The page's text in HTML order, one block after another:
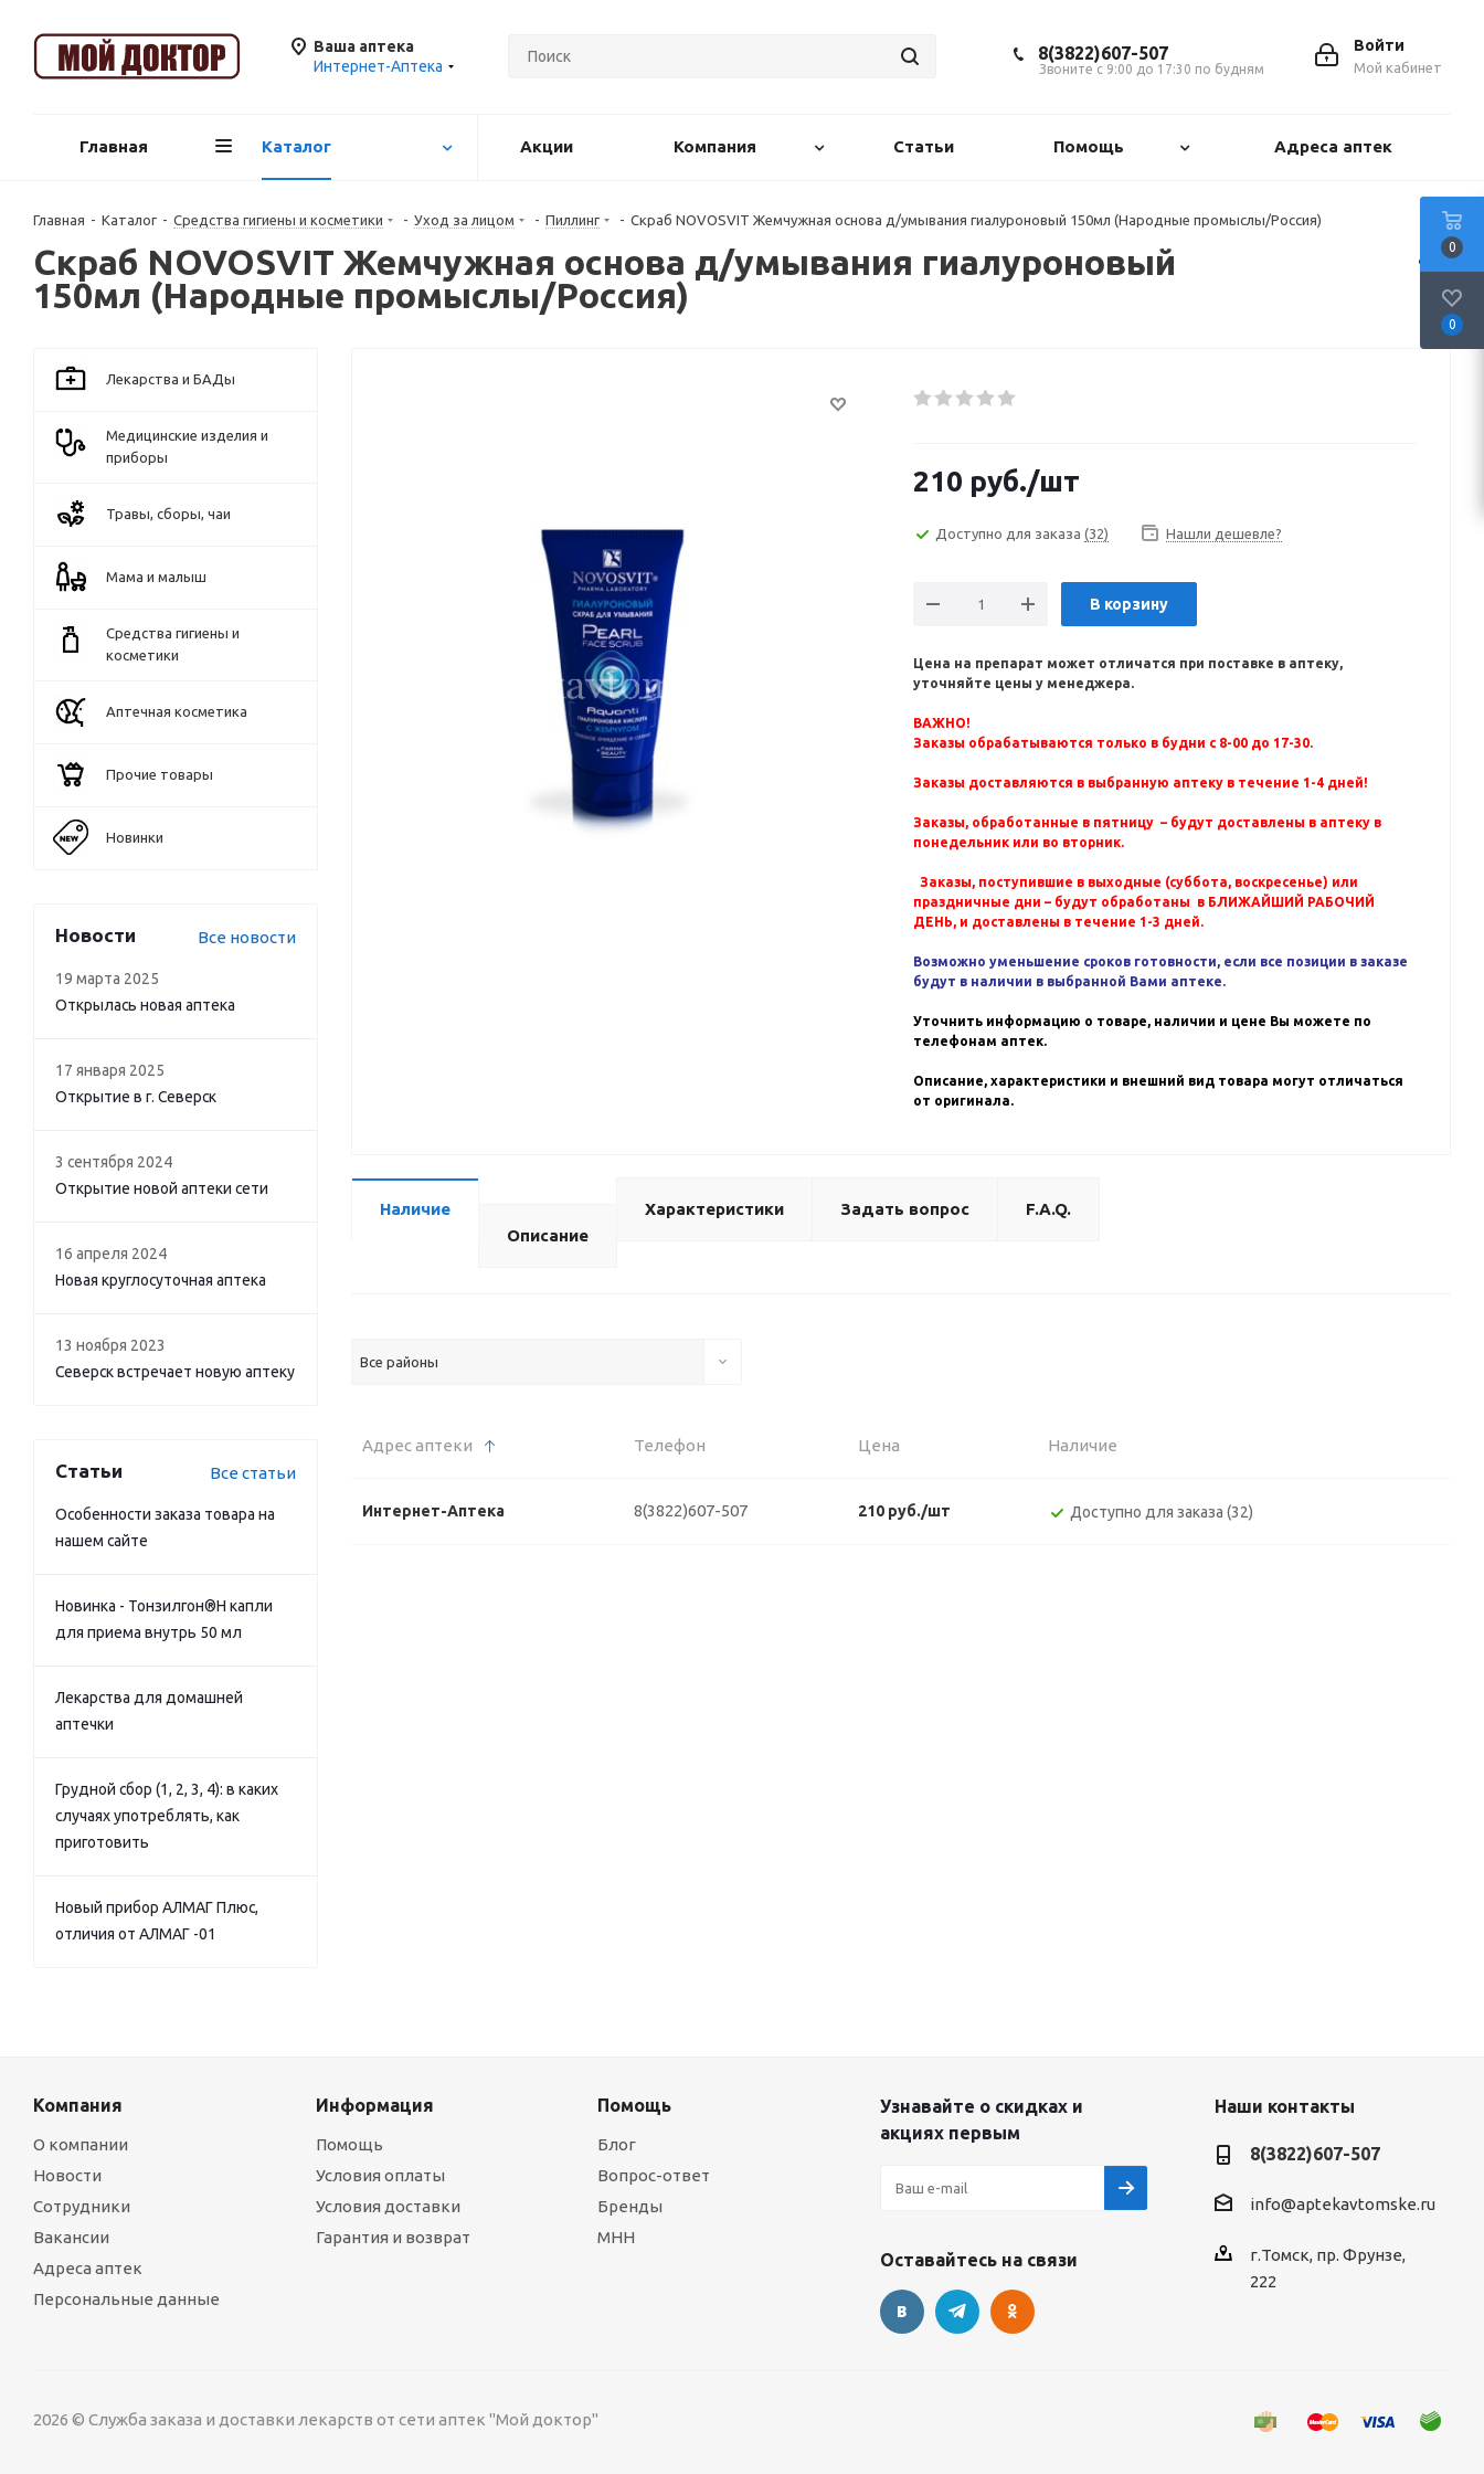
Ваша аптека
Интернет-Аптека
Войти
Мой кабинет
8(3822)607-507
Звоните с 9:00 до 17:30 по будням
Главная Каталог Акции Компания Статьи Помощь Адреса аптек
Главная - Каталог - Средства гигиены и косметики - Уход за лицом - Пиллинг - Скраб NOVOSVIT Жемчужная основа д/умывания гиалуроновый 150мл (Народные промыслы/Россия)
Скраб NOVOSVIT Жемчужная основа д/умывания гиалуроновый
150мл (Народные промыслы/Россия)
210 руб./шт
Доступно для заказа (32) Нашли дешевле?
В корзину
Цена на препарат может отличатся при поставке в аптеку,
уточняйте цены у менеджера.
ВАЖНО!
Заказы обрабатываются только в будни с 8-00 до 17-30.
Заказы доставляются в выбранную аптеку в течение 1-4 дней!
Заказы, обработанные в пятницу – будут доставлены в аптеку в
понедельник или во вторник.
Заказы, поступившие в выходные (суббота, воскресенье) или
праздничные дни – будут обработаны в БЛИЖАЙШИЙ РАБОЧИЙ
ДЕНЬ, и доставлены в течение 1-3 дней.
Возможно уменьшение сроков готовности, если все позиции в заказе
будут в наличии в выбранной Вами аптеке.
Уточнить информацию о товаре, наличии и цене Вы можете по
телефонам аптек.
Описание, характеристики и внешний вид товара могут отличаться
от оригинала.
Наличие
Описание
Характеристики Задать вопрос F.A.Q.
Все районы
Адрес аптеки Телефон Цена Наличие
Интернет-Аптека 8(3822)607-507 210 руб./шт Доступно для заказа (32)
Лекарства и БАДы
Медицинские изделия и
приборы
Травы, сборы, чаи
Мама и малыш
Средства гигиены и
косметики
Аптечная косметика
Прочие товары
Новинки
Новости Все новости
19 марта 2025
Открылась новая аптека
17 января 2025
Открытие в г. Северск
3 сентября 2024
Открытие новой аптеки сети
16 апреля 2024
Новая круглосуточная аптека
13 ноября 2023
Северск встречает новую аптеку
Статьи Все статьи
Особенности заказа товара на
нашем сайте
Новинка - Тонзилгон®Н капли
для приема внутрь 50 мл
Лекарства для домашней
аптечки
Грудной сбор (1, 2, 3, 4): в каких
случаях употреблять, как
приготовить
Новый прибор АЛМАГ Плюс,
отличия от АЛМАГ -01
Компания
О компании
Новости
Сотрудники
Вакансии
Адреса аптек
Персональные данные
Информация
Помощь
Условия оплаты
Условия доставки
Гарантия и возврат
Помощь
Блог
Вопрос-ответ
Бренды
МНН
Узнавайте о скидках и
акциях первым
Оставайтесь на связи
Наши контакты
8(3822)607-507
info@aptekavtomske.ru
г.Томск, пр. Фрунзе,
222
2026 © Служба заказа и доставки лекарств от сети аптек "Мой доктор"
0
0